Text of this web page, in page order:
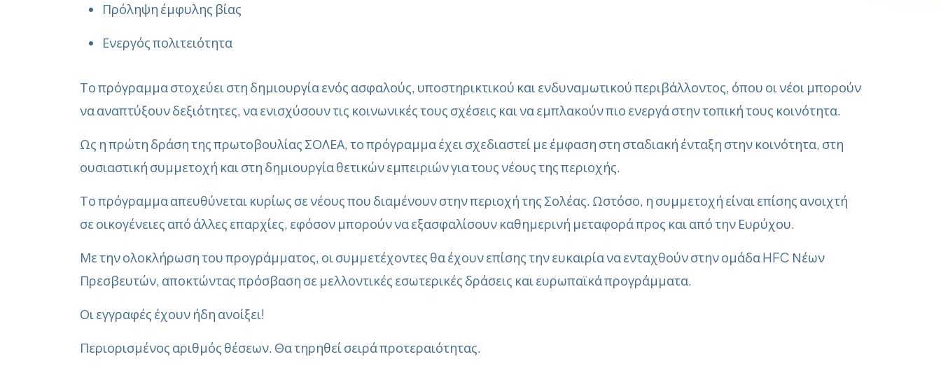
Πρόληψη έμφυλης βίας
Ενεργός πολιτειότητα
Το πρόγραμμα στοχεύει στη δημιουργία ενός ασφαλούς, υποστηρικτικού και ενδυναμωτικού περιβάλλοντος, όπου οι νέοι μπορούν
να αναπτύξουν δεξιότητες, να ενισχύσουν τις κοινωνικές τους σχέσεις και να εμπλακούν πιο ενεργά στην τοπική τους κοινότητα.
Ως η πρώτη δράση της πρωτοβουλίας ΣΟΛΕΑ, το πρόγραμμα έχει σχεδιαστεί με έμφαση στη σταδιακή ένταξη στην κοινότητα, στη
ουσιαστική συμμετοχή και στη δημιουργία θετικών εμπειριών για τους νέους της περιοχής.
Το πρόγραμμα απευθύνεται κυρίως σε νέους που διαμένουν στην περιοχή της Σολέας. Ωστόσο, η συμμετοχή είναι επίσης ανοιχτή
σε οικογένειες από άλλες επαρχίες, εφόσον μπορούν να εξασφαλίσουν καθημερινή μεταφορά προς και από την Ευρύχου.
Με την ολοκλήρωση του προγράμματος, οι συμμετέχοντες θα έχουν επίσης την ευκαιρία να ενταχθούν στην ομάδα HFC Νέων
Πρεσβευτών, αποκτώντας πρόσβαση σε μελλοντικές εσωτερικές δράσεις και ευρωπαϊκά προγράμματα.
Οι εγγραφές έχουν ήδη ανοίξει!
Περιορισμένος αριθμός θέσεων. Θα τηρηθεί σειρά προτεραιότητας.